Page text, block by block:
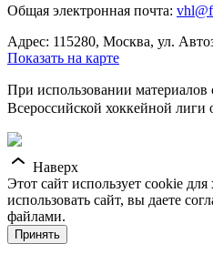
Общая электронная почта:
Адрес: 115280, Москва, ул.
Показать на карте
При использовании
Всероссийской хоккейной лиги
Наверх
Этот сайт использует cookie
использовать сайт, вы даете
файлами.
Принять